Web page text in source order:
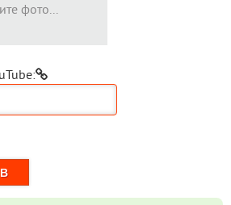
фото...